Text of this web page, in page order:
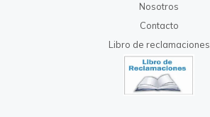
Nosotros
Contacto
Libro de reclamaciones